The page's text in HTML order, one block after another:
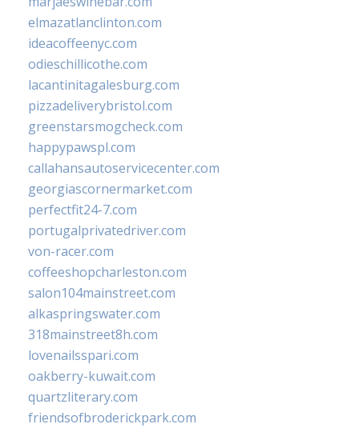
elmazatlanclinton.com
ideacoffeenyc.com
odieschillicothe.com
lacantinitagalesburg.com
pizzadeliverybristol.com
greenstarsmogcheck.com
happypawspl.com
callahansautoservicecenter.com
georgiascornermarket.com
perfectfit24-7.com
portugalprivatedriver.com
von-racer.com
coffeeshopcharleston.com
salon104mainstreet.com
alkaspringswater.com
318mainstreet8h.com
lovenailsspari.com
oakberry-kuwait.com
quartzliterary.com
friendsofbroderickpark.com